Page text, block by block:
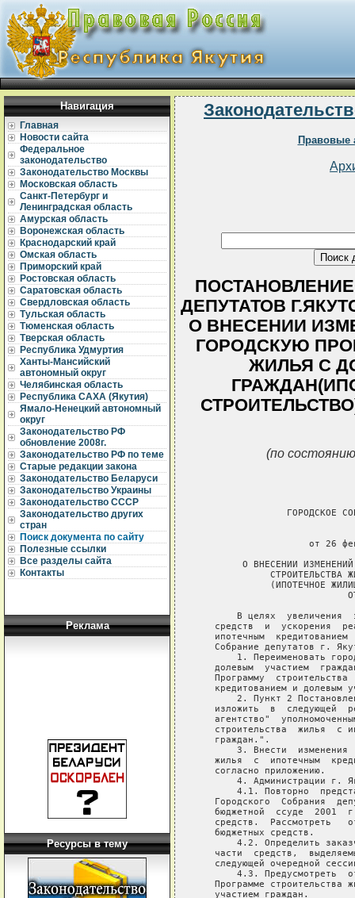
Навигация
Главная
Новости сайта
Федеральное
законодательство
Законодательство Москвы
Московская область
Санкт-Петербург и
Ленинградская область
Амурская область
Воронежская область
Краснодарский край
Омская область
Приморский край
Ростовская область
Саратовская область
Свердловская область
Тульская область
Тюменская область
Тверская область
Республика Удмуртия
Ханты-Мансийский
автономный округ
Челябинская область
Республика САХА (Якутия)
Ямало-Ненецкий автономный
округ
Законодательство РФ
обновление 2008г.
Законодательство РФ по теме
Старые редакции закона
Законодательство Беларуси
Законодательство Украины
Законодательство СССР
Законодательство других
стран
Поиск документа по сайту
Полезные ссылки
Все разделы сайта
Контакты
Реклама
Ресурсы в тему
Правовые
ДЕПУТАТОВ
О ВНЕСЕНИИ
ГОРОДСКУЮ
ЖИЛЬЯ С
(по